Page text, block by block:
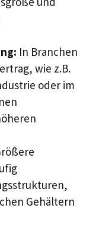
In Branchen
wie z.B.
oder im
Gehältern